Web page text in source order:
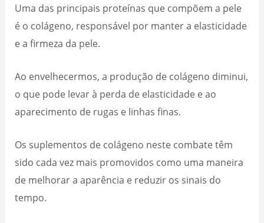
Uma das principais proteínas que compõem a pele
é o colágeno, responsável por manter a elasticidade
e a firmeza da pele.
Ao envelhecermos, a produção de colágeno diminui,
o que pode levar à perda de elasticidade e ao
aparecimento de rugas e linhas finas.
Os suplementos de colágeno neste combate têm
sido cada vez mais promovidos como uma maneira
de melhorar a aparência e reduzir os sinais do
tempo.